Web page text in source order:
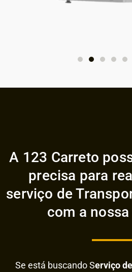
A 123 Carreto
precisa para
serviço de
com a
Se está buscando Serviço